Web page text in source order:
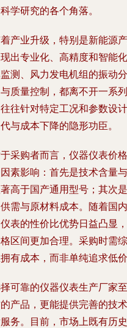
学研究的各个角落。
产业升级，特别是新能源
出专业化、高精度和智能
测、风力发电机组的振动
质量控制，都离不开一系列
往针对特定工况和参数设
与成本下降的隐形功臣。
采购者而言， 仪器仪表价格
素影响：首先是技术含量
高于国产通用型号；其次
需与原材料成本。随着国
表的性价比优势日益凸显
区间更加合理。采购时需
有成本，而非单纯追求低价
可靠的仪器仪表生产厂家
产品，更能提供完善的技
务。目前，市场上既有历